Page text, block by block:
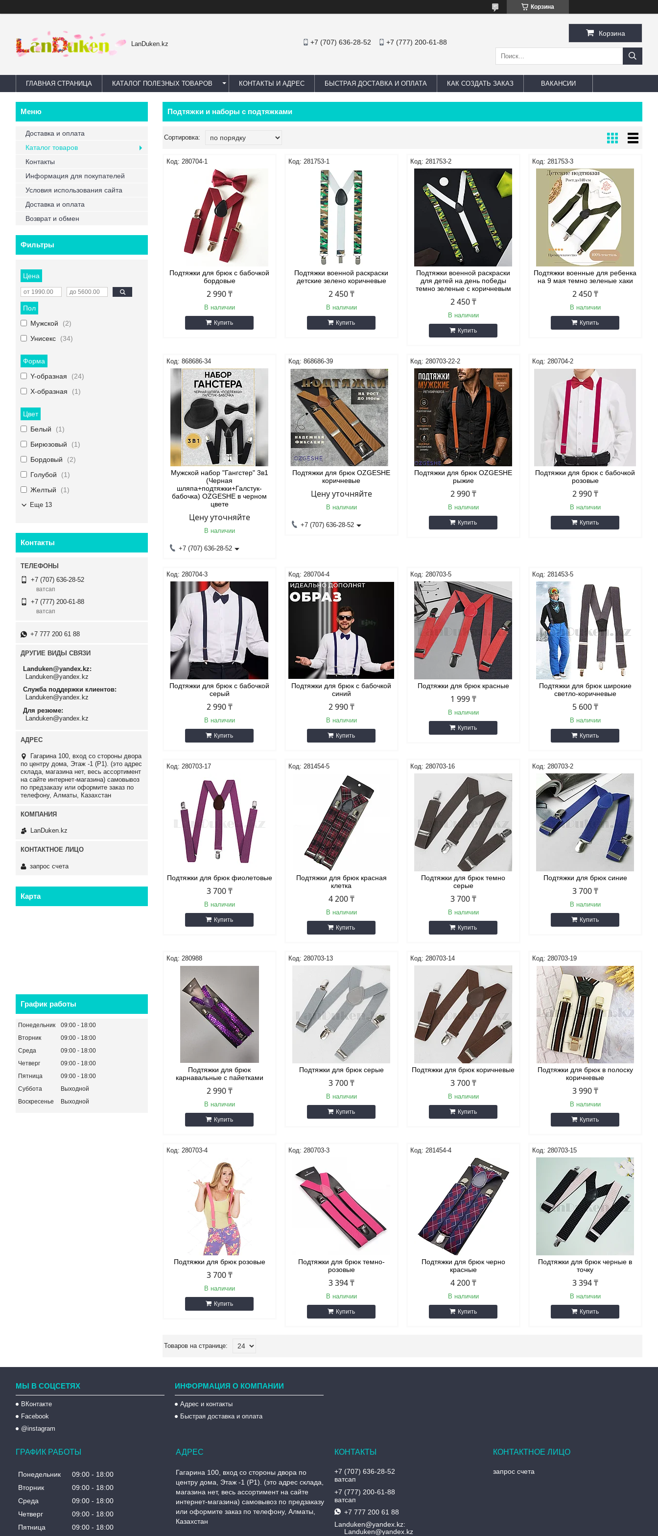
Корзина
LanDuken.kz +7 (707) 636-28-52 +7 (777) 200-61-88
Корзина
ГЛАВНАЯ СТРАНИЦА КАТАЛОГ ПОЛЕЗНЫХ ТОВАРОВ КОНТАКТЫ И АДРЕС БЫСТРАЯ ДОСТАВКА И ОПЛАТА КАК СОЗДАТЬ ЗАКАЗ ВАКАНСИИ
Подтяжки и наборы с подтяжками
280704-1
Подтяжки для брюк с бабочкой
бордовые
2 990 ₸
В наличии
Купить
281753-1
Подтяжки военной раскраски
детские зелено коричневые
2 450 ₸
В наличии
Купить
281753-2
Подтяжки военной раскраски
для детей на день победы
темно зеленые с коричневым
2 450 ₸
В наличии
Купить
281753-3
Подтяжки военные для ребенка
на 9 мая темно зеленые хаки
2 450 ₸
В наличии
Купить
868686-34
Мужской набор "Гангстер" 3в1
(Черная
шляпа+подтяжки+Галстук-
бабочка) OZGESHE в черном
цвете
Цену уточняйте
В наличии
+7 (707) 636-28-52
868686-39
Подтяжки для брюк OZGESHE
коричневые
Цену уточняйте
В наличии
+7 (707) 636-28-52
280703-22-2
Подтяжки для брюк OZGESHE
рыжие
2 990 ₸
В наличии
Купить
280704-2
Подтяжки для брюк с бабочкой
розовые
2 990 ₸
В наличии
Купить
280704-3
Подтяжки для брюк с бабочкой
серый
2 990 ₸
В наличии
Купить
280704-4
Подтяжки для брюк с бабочкой
синий
2 990 ₸
В наличии
Купить
280703-5
Подтяжки для брюк красные
1 999 ₸
В наличии
Купить
281453-5
Подтяжки для брюк широкие
светло-коричневые
5 600 ₸
В наличии
Купить
280703-17
Подтяжки для брюк фиолетовые
3 700 ₸
В наличии
Купить
281454-5
Подтяжки для брюк красная
клетка
4 200 ₸
В наличии
Купить
280703-16
Подтяжки для брюк темно
серые
3 700 ₸
В наличии
Купить
280703-2
Подтяжки для брюк синие
3 700 ₸
В наличии
Купить
280988
Подтяжки для брюк
карнавальные с пайетками
2 990 ₸
В наличии
Купить
280703-13
Подтяжки для брюк серые
3 700 ₸
В наличии
Купить
280703-14
Подтяжки для брюк коричневые
3 700 ₸
В наличии
Купить
280703-19
Подтяжки для брюк в полоску
коричневые
3 990 ₸
В наличии
Купить
280703-4
Подтяжки для брюк розовые
3 700 ₸
В наличии
Купить
280703-3
Подтяжки для брюк темно-
розовые
3 394 ₸
В наличии
Купить
281454-4
Подтяжки для брюк черно
красные
4 200 ₸
В наличии
Купить
280703-15
Подтяжки для брюк черные в
точку
3 394 ₸
В наличии
Купить
Доставка и оплата
Каталог товаров
Контакты
Информация для покупателей
Условия использования сайта
Доставка и оплата
Возврат и обмен
Фильтры
Цена
Пол
Мужской
2
Унисекс
34
Форма
Y-образная
24
Х-образная
1
Цвет
Белый
1
Бирюзовый
1
Бордовый
2
Голубой
1
Желтый
1
Еще 13
Контакты
+7 (707) 636-28-52
ватсап
+7 (777) 200-61-88
ватсап
+7 777 200 61 88
ДРУГИЕ ВИДЫ СВЯЗИ
Landuken@yandex.kz
Landuken@yandex.kz
Служба поддержки клиентов
Landuken@yandex.kz
Для резюме
Landuken@yandex.kz
Гагарина 100, вход со стороны двора
по центру дома, Этаж -1 (P1). (это адрес
склада, магазина нет, весь ассортимент
на сайте интернет-магазина) самовывоз
по предзаказу или оформите заказ по
телефону, Алматы, Казахстан
LanDuken.kz
запрос счета
Карта
График работы
Понедельник 09:00
18:00
Вторник
09:00
18:00
Среда
09:00
18:00
Четверг
09:00
18:00
Пятница
09:00
18:00
Суббота
Выходной
Воскресенье
Выходной
МЫ В СОЦСЕТЯХ
ВКонтакте
Facebook
@instagram
ИНФОРМАЦИЯ О КОМПАНИИ
Адрес и контакты
Быстрая доставка и оплата
ГРАФИК РАБОТЫ
Понедельник 09:00
18:00
Вторник
09:00
18:00
Среда
09:00
18:00
Четверг
09:00
18:00
Пятница
09:00 18:00
Гагарина 100, вход со стороны двора по
центру дома, Этаж -1 (P1). (это адрес склада,
магазина нет, весь ассортимент на сайте
интернет-магазина) самовывоз по предзаказу
или оформите заказ по телефону, Алматы,
Казахстан
+7 (707) 636-28-52
ватсап
+7 (777) 200-61-88
ватсап
+7 777 200 61 88
Landuken@yandex.kz
Landuken@yandex.kz
запрос счета